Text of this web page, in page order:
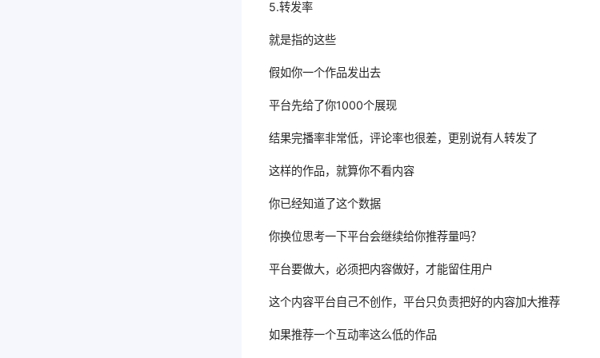
5.转发率
就是指的这些
假如你一个作品发出去
平台先给了你1000个展现
结果完播率非常低，评论率也很差，更别说有人转发了
这样的作品，就算你不看内容
你已经知道了这个数据
你换位思考一下平台会继续给你推荐量吗？
平台要做大，必须把内容做好，才能留住用户
这个内容平台自己不创作，平台只负责把好的内容加大推荐
如果推荐一个互动率这么低的作品